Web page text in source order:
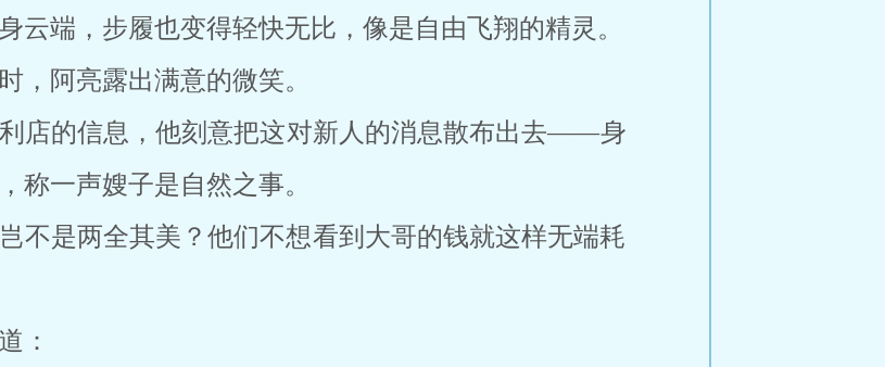
云端，步履也变得轻快无比，像是自由飞翔的精灵。
，阿亮露出满意的微笑。
店的信息，他刻意把这对新人的消息散布出去——身
称一声嫂子是自然之事。
不是两全其美？他们不想看到大哥的钱就这样无端耗
：